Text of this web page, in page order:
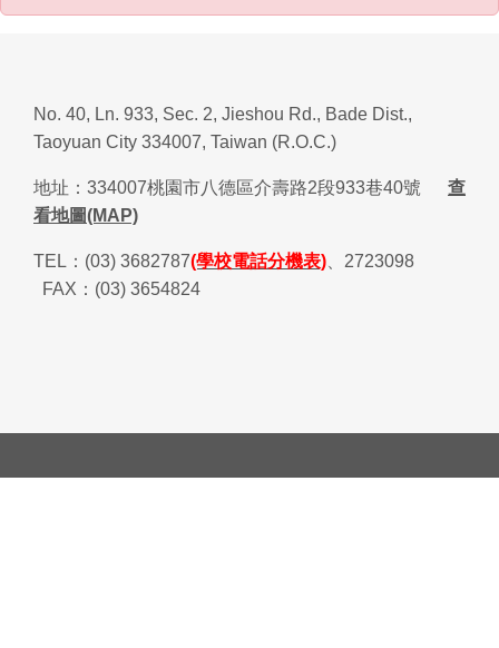
No. 40, Ln. 933, Sec. 2, Jieshou Rd., Bade Dist.,
Taoyuan City 334007, Taiwan (R.O.C.)
地址： 334007桃園市八德區介壽路2段933巷40號
查
看地圖(MAP)
TEL ： (03) 3682787(學校電話分機表)
2723098
FAX ： (03) 3654824